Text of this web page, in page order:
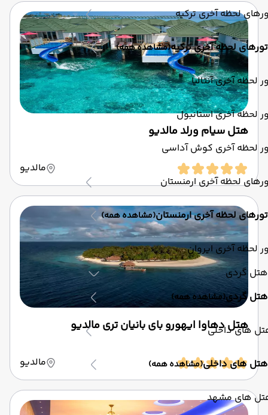
لحظه آخری ترکیه
تورهای لحظه آخری ترکیه(مشاهده همه)
لحظه آخری آنتالیا
لحظه آخری استانبول
لحظه آخری کوش آداسی
لحظه آخری ارمنستان
تورهای لحظه آخری ارمنستان(مشاهده همه)
لحظه آخری ایروان
هتل گردی
هتل گردی(مشاهده همه)
های داخلی
هتل های داخلی(مشاهده همه)
های مشهد
هتل سیام ورلد مالدیو
مالدیو
هتل دهاوا ایهورو بای بانیان تری مالدیو
مالدیو